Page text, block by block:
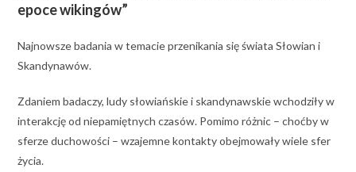
epoce wikingów”
Najnowsze badania w temacie przenikania się świata Słowian i
Skandynawów.
Zdaniem badaczy, ludy słowiańskie i skandynawskie wchodziły w
interakcję od niepamiętnych czasów. Pomimo różnic – choćby w
sferze duchowości – wzajemne kontakty obejmowały wiele sfer
życia.